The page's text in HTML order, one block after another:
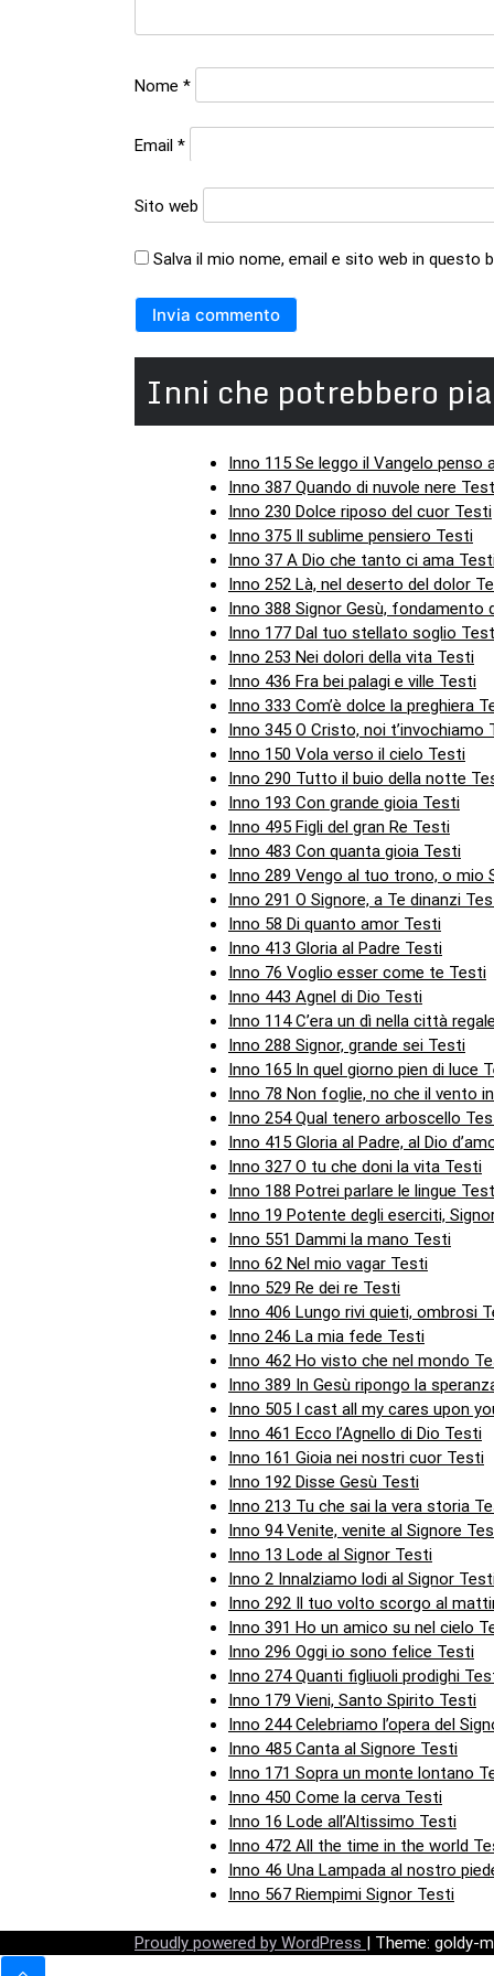
Nome *
Email *
Sito web
Salva il mio nome, email e sito web in
Inni che potrebbero
Inno 115 Se leggo il Vangelo penso
Inno 387 Quando di nuvole nere
Inno 230 Dolce riposo del cuor Testi
Inno 375 Il sublime pensiero Testi
Inno 37 A Dio che tanto ci ama
Inno 252 Là, nel deserto del dolor
Inno 388 Signor Gesù, fondamento
Inno 177 Dal tuo stellato soglio
Inno 253 Nei dolori della vita Testi
Inno 436 Fra bei palagi e ville Testi
Inno 333 Com’è dolce la preghiera
Inno 345 O Cristo, noi t’invochiamo
Inno 150 Vola verso il cielo Testi
Inno 290 Tutto il buio della notte
Inno 193 Con grande gioia Testi
Inno 495 Figli del gran Re Testi
Inno 483 Con quanta gioia Testi
Inno 289 Vengo al tuo trono, o mio
Inno 291 O Signore, a Te dinanzi
Inno 58 Di quanto amor Testi
Inno 413 Gloria al Padre Testi
Inno 76 Voglio esser come te Testi
Inno 443 Agnel di Dio Testi
Inno 114 C’era un dì nella città
Inno 288 Signor, grande sei Testi
Inno 165 In quel giorno pien di luce
Inno 78 Non foglie, no che il vento
Inno 254 Qual tenero arboscello
Inno 415 Gloria al Padre, al Dio
Inno 327 O tu che doni la vita Testi
Inno 188 Potrei parlare le lingue
Inno 19 Potente degli eserciti,
Inno 551 Dammi la mano Testi
Inno 62 Nel mio vagar Testi
Inno 529 Re dei re Testi
Inno 406 Lungo rivi quieti, ombrosi
Inno 246 La mia fede Testi
Inno 462 Ho visto che nel mondo
Inno 389 In Gesù ripongo la
Inno 505 I cast all my cares upon
Inno 461 Ecco l’Agnello di Dio Testi
Inno 161 Gioia nei nostri cuor Testi
Inno 192 Disse Gesù Testi
Inno 213 Tu che sai la vera storia
Inno 94 Venite, venite al Signore
Inno 13 Lode al Signor Testi
Inno 2 Innalziamo lodi al Signor
Inno 292 Il tuo volto scorgo al
Inno 391 Ho un amico su nel cielo
Inno 296 Oggi io sono felice Testi
Inno 274 Quanti figliuoli prodighi
Inno 179 Vieni, Santo Spirito Testi
Inno 244 Celebriamo l’opera del
Inno 485 Canta al Signore Testi
Inno 171 Sopra un monte lontano
Inno 450 Come la cerva Testi
Inno 16 Lode all’Altissimo Testi
Inno 472 All the time in the world
Inno 46 Una Lampada al nostro
Inno 567 Riempimi Signor Testi
Proudly powered by WordPress | Theme: goldy-